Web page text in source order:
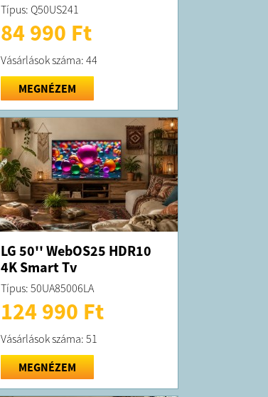
Típus: Q50US241
84 990 Ft
Vásárlások száma: 44
MEGNÉZEM
LG 50'' WebOS25 HDR10
4K Smart Tv
Típus: 50UA85006LA
124 990 Ft
Vásárlások száma: 51
MEGNÉZEM